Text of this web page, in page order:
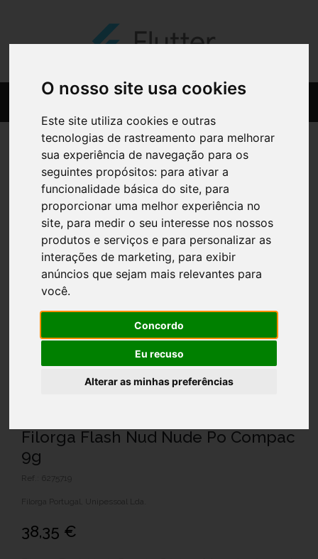
O nosso site usa cookies
Este site utiliza cookies e outras
tecnologias de rastreamento para melhorar
sua experiência de navegação para os
seguintes propósitos: para ativar a
funcionalidade básica do site, para
proporcionar uma melhor experiência no
site, para medir o seu interesse nos nossos
produtos e serviços e para personalizar as
interações de marketing, para exibir
anúncios que sejam mais relevantes para
você.
Concordo
Eu recuso
Alterar as minhas preferências
Filorga Flash Nud Nude Po Compac
9g
Ref.: 6275719
Filorga Portugal, Unipessoal Lda.
38,35 €